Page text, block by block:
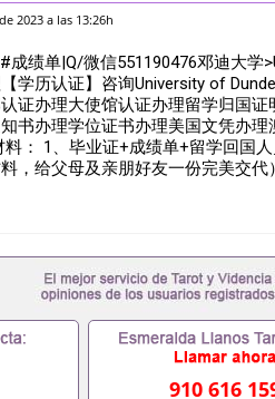
认证】办理【学历认证】咨询
2023 a las 13:26h
成绩单|Q/微信551190476邓迪大
学历认证】咨询University of
证办理大使馆认证办理留学归国
书办理学位证书办理美国文凭办
： 1、毕业证+成绩单+留学回国
，给父母及亲朋好友一份完美交代
，专业，学位，毕业时间都可以根
证会查吗551190476入职国企/事
到毕业证怎么办, 毕业证丢了怎么
途辍学、挂科而没有正常毕业
常毕业而导致回国得不到教育部
没有文凭怎么办,怎么办理本科/研究
靠吗551190476哪里可以买国外
可以打工作吗551190476怎么办理
910 616